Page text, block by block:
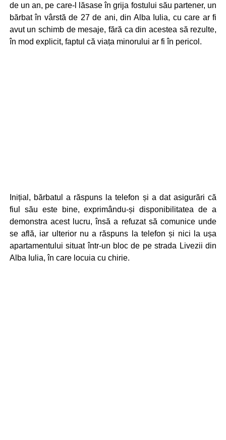
de un an, pe care-l lăsase în grija fostului său partener, un
bărbat în vârstă de 27 de ani, din Alba Iulia, cu care ar fi
avut un schimb de mesaje, fără ca din acestea să rezulte,
în mod explicit, faptul că viața minorului ar fi în pericol.
Inițial, bărbatul a răspuns la telefon și a dat asigurări că
fiul său este bine, exprimându-și disponibilitatea de a
demonstra acest lucru, însă a refuzat să comunice unde
se află, iar ulterior nu a răspuns la telefon și nici la ușa
apartamentului situat într-un bloc de pe strada Livezii din
Alba Iulia, în care locuia cu chirie.